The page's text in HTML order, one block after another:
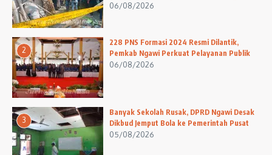
06/08/2026
2
228 PNS Formasi 2024 Resmi Dilantik,
Pemkab Ngawi Perkuat Pelayanan Publik
06/08/2026
3
Banyak Sekolah Rusak, DPRD Ngawi Desak
Dikbud Jemput Bola ke Pemerintah Pusat
05/08/2026